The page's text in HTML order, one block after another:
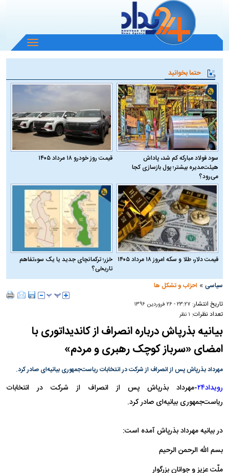
باز
و
منو
حتما بخوانید
سود فولاد مبارکه کم شد، پاداش
هیئت‌مدیره بیشتر؛ پول بازسازی کجا
می‌رود؟
قیمت روز خودرو ۱۸ مرداد ۱۴۰۵
قیمت دلار، طلا و سکه امروز ۱۸ مرداد ۱۴۰۵
خزر؛ ترکمانچای جدید یا یک سوءتفاهم
تاریخی؟
سیاسی »احزاب و تشکل ها
تاریخ انتشار: ۲۳:۲۷ - ۲۶ فروردين ۱۳۹۶
تعداد نظرات: ۱ نظر
بیانیه بذرپاش درباره انصراف از کاندیداتوری با
امضای «سرباز کوچک رهبری و مردم»
مهرداد بذرپاش پس از انصراف از شرکت در انتخابات ریاست‌جمهوری بیانیه‌ای صادر کرد.
رویداد۲۴ -مهرداد بذرپاش پس از انصراف از شرکت در انتخابات
ریاست‌جمهوری بیانیه‌ای صادر کرد.
در بیانیه مهرداد بذرپاش آمده است:
بسم الله الرحمن الرحیم
ملّت عزیز و جوانان بزرگوار